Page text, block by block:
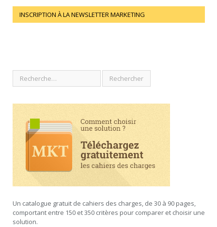
INSCRIPTION À LA NEWSLETTER MARKETING
Un catalogue gratuit de cahiers des charges, de 30 à 90 pages,
comportant entre 150 et 350 critères pour comparer et choisir une
solution.